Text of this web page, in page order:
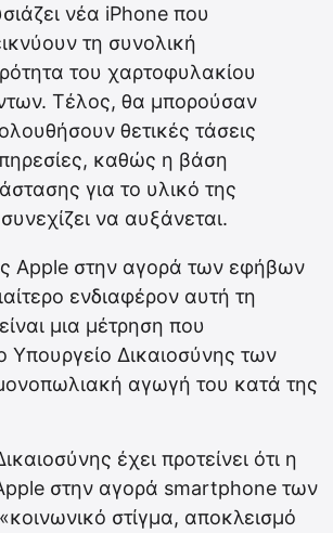
νέα iPhone που
τη συνολική
του χαρτοφυλακίου
Τέλος, θα μπορούσαν
θετικές τάσεις
καθώς η βάση
για το υλικό της
να αυξάνεται.
Apple στην αγορά των εφήβων
ενδιαφέρον αυτή τη
μια μέτρηση που
Υπουργείο Δικαιοσύνης των
αγωγή του κατά της
έχει προτείνει ότι η
στην αγορά smartphone των
στίγμα, αποκλεισμό